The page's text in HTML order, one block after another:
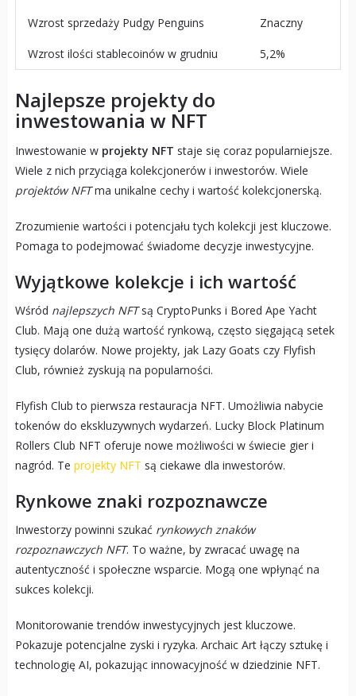
Wzrost sprzedaży Pudgy Penguins Znaczny
Wzrost ilości stablecoinów w grudniu 5,2%
Najlepsze projekty do
inwestowania w NFT
Inwestowanie w projekty NFT staje się coraz popularniejsze.
Wiele z nich przyciąga kolekcjonerów i inwestorów. Wiele
projektów NFTma unikalne cechy i wartość kolekcjonerską.
Zrozumienie wartości i potencjału tych kolekcji jest kluczowe.
Pomaga to podejmować świadome decyzje inwestycyjne.
Wyjątkowe kolekcje i ich wartość
Wśród najlepszych NFTsą CryptoPunks i Bored Ape Yacht
Club. Mają one dużą wartość rynkową, często sięgającą setek
tysięcy dolarów. Nowe projekty, jak Lazy Goats czy Flyfish
Club, również zyskują na popularności.
Flyfish Club to pierwsza restauracja NFT. Umożliwia nabycie
tokenów do ekskluzywnych wydarzeń. Lucky Block Platinum
Rollers Club NFT oferuje nowe możliwości w świecie gier i
nagród. Te projekty NFT są ciekawe dla inwestorów.
Rynkowe znaki rozpoznawcze
Inwestorzy powinni szukać rynkowych znaków
rozpoznawczych NFT. To ważne, by zwracać uwagę na
autentyczność i społeczne wsparcie. Mogą one wpłynąć na
sukces kolekcji.
Monitorowanie trendów inwestycyjnych jest kluczowe.
Pokazuje potencjalne zyski i ryzyka. Archaic Art łączy sztukę i
technologię AI, pokazując innowacyjność w dziedzinie NFT.